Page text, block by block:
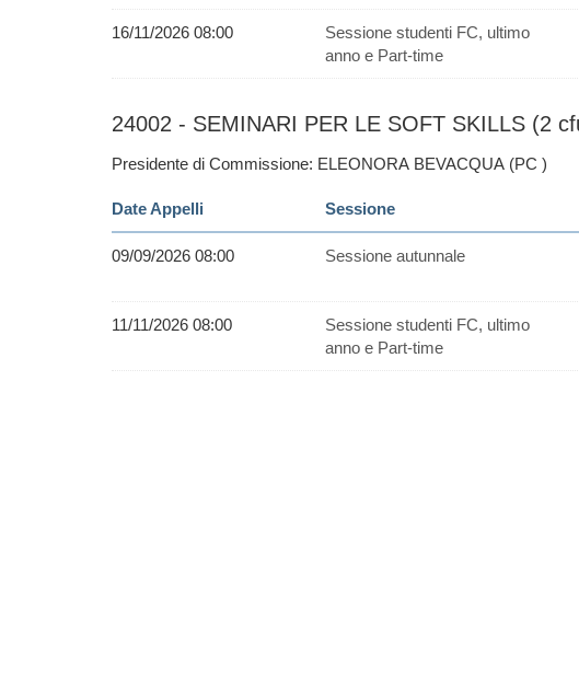
16/11/2026 08:00
Sessione studenti FC, ultimo
anno e Part-time
24002 - SEMINARI PER LE SOFT SKILLS (2
Presidente di Commissione: ELEONORA BEVACQUA (PC )
Date Appelli Sessione
09/09/2026 08:00 Sessione autunnale
11/11/2026 08:00
Sessione studenti FC, ultimo
anno e Part-time